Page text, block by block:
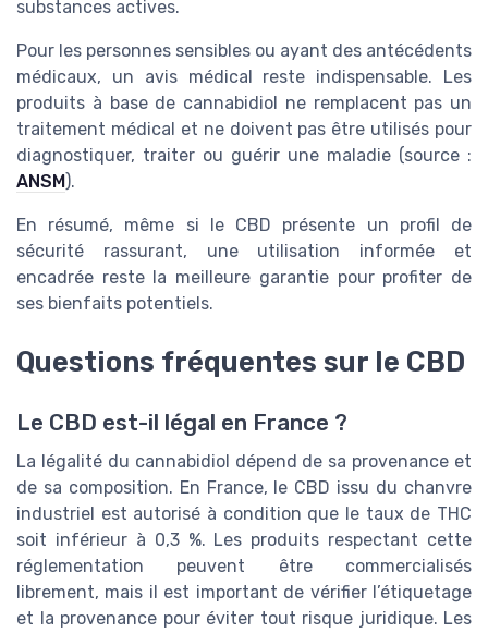
substances actives.
Pour les personnes sensibles ou ayant des antécédents
médicaux, un avis médical reste indispensable. Les
produits à base de cannabidiol ne remplacent pas un
traitement médical et ne doivent pas être utilisés pour
diagnostiquer, traiter ou guérir une maladie (source :
ANSM).
En résumé, même si le CBD présente un profil de
sécurité rassurant, une utilisation informée et
encadrée reste la meilleure garantie pour profiter de
ses bienfaits potentiels.
Questions fréquentes sur le CBD
Le CBD est-il légal en France ?
La légalité du cannabidiol dépend de sa provenance et
de sa composition. En France, le CBD issu du chanvre
industriel est autorisé à condition que le taux de THC
soit inférieur à 0,3 %. Les produits respectant cette
réglementation peuvent être commercialisés
librement, mais il est important de vérifier l’étiquetage
et la provenance pour éviter tout risque juridique. Les